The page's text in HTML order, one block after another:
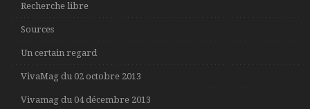
Recherche libre
Sources
Un certain regard
VivaMag du 02 octobre 2013
Vivamag du 04 décembre 2013